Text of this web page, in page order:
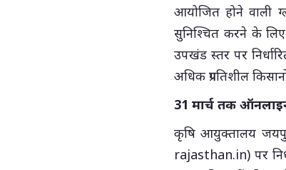
आयोजित होने वाली
सुनिश्चित करने के लिए
उपखंड स्तर पर
अधिक प्रगतिशील
31 मार्च तक
कृषि आयुक्तालय
rajasthan.in) पर